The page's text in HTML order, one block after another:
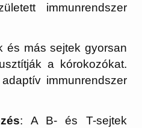
immunrendszer
és más sejtek gyorsan
a kórokozókat.
immunrendszer
: A B- és T-sejtek